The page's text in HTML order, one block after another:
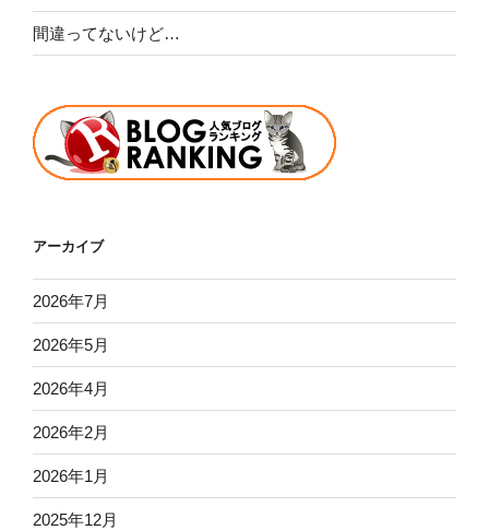
間違ってないけど…
アーカイブ
2026年7月
2026年5月
2026年4月
2026年2月
2026年1月
2025年12月